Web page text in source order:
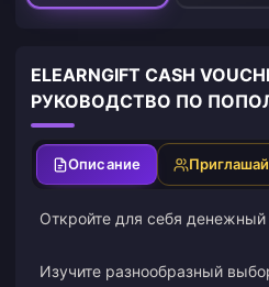
ELEARNGIFT CASH
РУКОВОДСТВО ПО
Описание
Откройте для себя денежный
Изучите разнообразный